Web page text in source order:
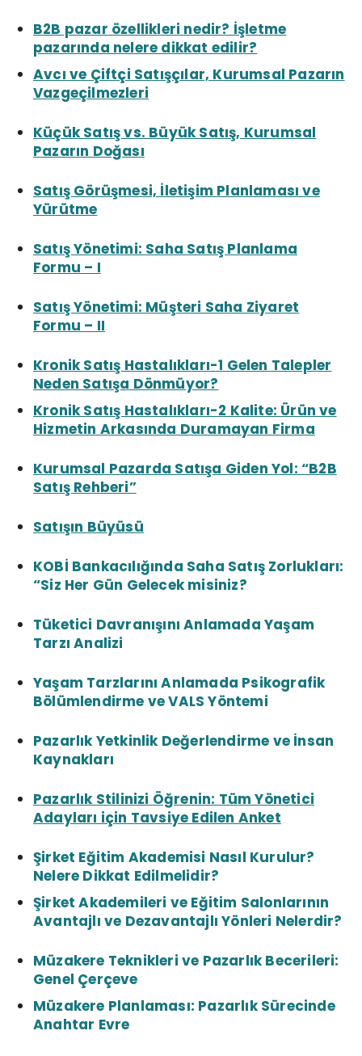
B2B pazar özellikleri nedir? İşletme
pazarında nelere dikkat edilir?
Avcı ve Çiftçi Satışçılar, Kurumsal Pazarın
Vazgeçilmezleri
Küçük Satış vs. Büyük Satış, Kurumsal
Pazarın Doğası
Satış Görüşmesi, İletişim Planlaması ve
Yürütme
Satış Yönetimi: Saha Satış Planlama
Formu – I
Satış Yönetimi: Müşteri Saha Ziyaret
Formu – II
Kronik Satış Hastalıkları-1 Gelen Talepler
Neden Satışa Dönmüyor?
Kronik Satış Hastalıkları-2 Kalite: Ürün ve
Hizmetin Arkasında Duramayan Firma
Kurumsal Pazarda Satışa Giden Yol: “B2B
Satış Rehberi”
Satışın Büyüsü
KOBİ Bankacılığında Saha Satış Zorlukları:
“Siz Her Gün Gelecek misiniz?
Tüketici Davranışını Anlamada Yaşam
Tarzı Analizi
Yaşam Tarzlarını Anlamada Psikografik
Bölümlendirme ve VALS Yöntemi
Pazarlık Yetkinlik Değerlendirme ve İnsan
Kaynakları
Pazarlık Stilinizi Öğrenin: Tüm Yönetici
Adayları için Tavsiye Edilen Anket
Şirket Eğitim Akademisi Nasıl Kurulur?
Nelere Dikkat Edilmelidir?
Şirket Akademileri ve Eğitim Salonlarının
Avantajlı ve Dezavantajlı Yönleri Nelerdir?
Müzakere Teknikleri ve Pazarlık Becerileri:
Genel Çerçeve
Müzakere Planlaması: Pazarlık Sürecinde
Anahtar Evre